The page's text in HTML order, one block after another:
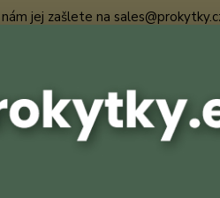
jej zašlete na
Hledat